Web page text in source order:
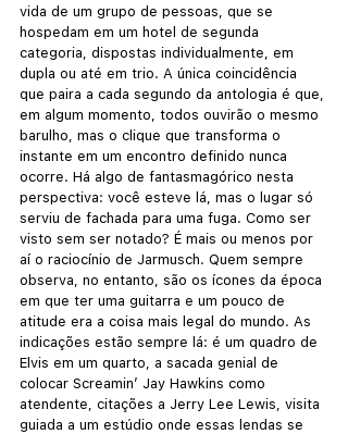
vida de um grupo de pessoas, que se
hospedam em um hotel de segunda
categoria, dispostas individualmente, em
dupla ou até em trio. A única coincidência
que paira a cada segundo da antologia é que,
em algum momento, todos ouvirão o mesmo
barulho, mas o clique que transforma o
instante em um encontro definido nunca
ocorre. Há algo de fantasmagórico nesta
perspectiva: você esteve lá, mas o lugar só
serviu de fachada para uma fuga. Como ser
visto sem ser notado? É mais ou menos por
aí o raciocínio de Jarmusch. Quem sempre
observa, no entanto, são os ícones da época
em que ter uma guitarra e um pouco de
atitude era a coisa mais legal do mundo. As
indicações estão sempre lá: é um quadro de
Elvis em um quarto, a sacada genial de
colocar Screamin’ Jay Hawkins como
atendente, citações a Jerry Lee Lewis, visita
guiada a um estúdio onde essas lendas se